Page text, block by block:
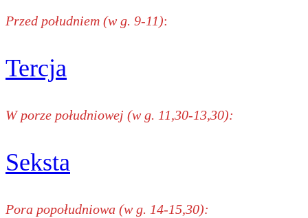
Przed południem (w g. 9-11):
Tercja
W porze południowej (w g. 11,30-13,30):
Seksta
Pora popołudniowa (w g. 14-15,30):